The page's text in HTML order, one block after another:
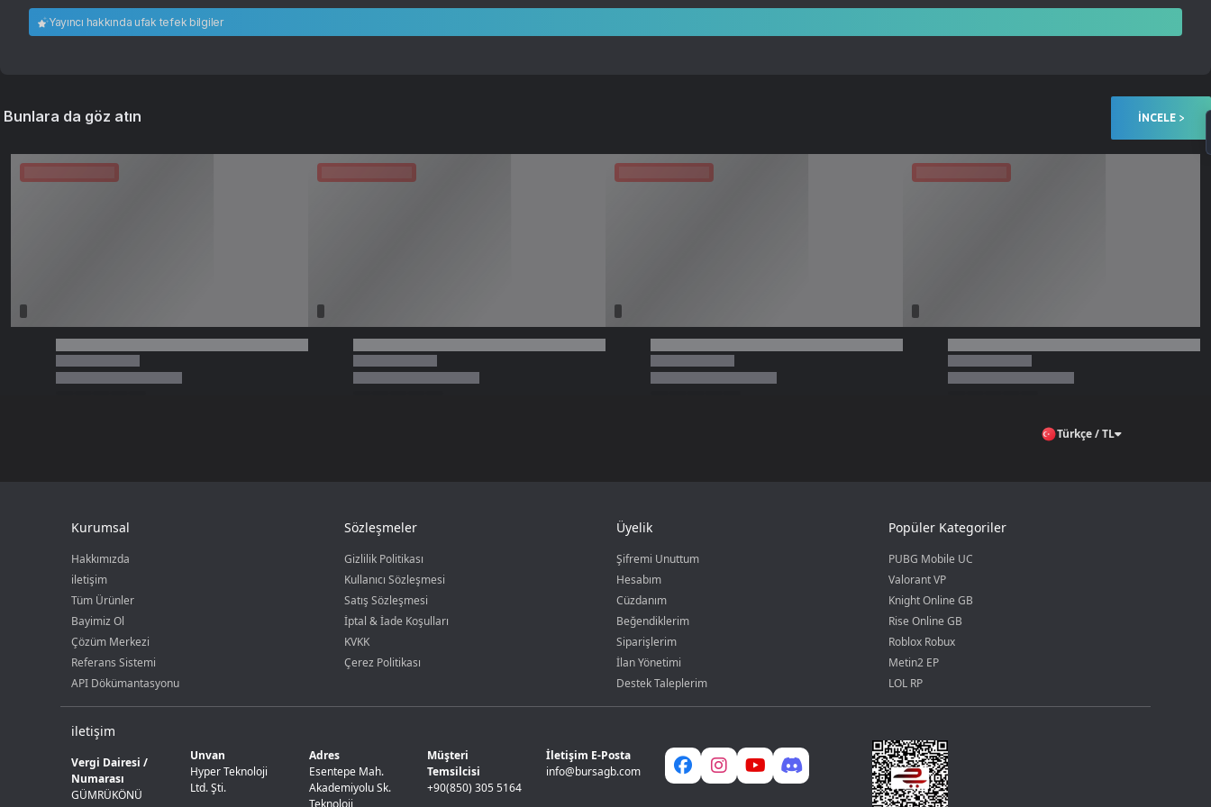
Yayıncı hakkında ufak tefek bilgiler
Bunlara da göz atın İNCELE >
Türkçe / TL
Kurumsal
Hakkımızda
iletişim
Tüm Ürünler
Bayimiz Ol
Çözüm Merkezi
Referans Sistemi
API Dökümantasyonu
Sözleşmeler
Gizlilik Politikası
Kullanıcı Sözleşmesi
Satış Sözleşmesi
İptal & İade Koşulları
KVKK
Çerez Politikası
Üyelik
Şifremi Unuttum
Hesabım
Cüzdanım
Beğendiklerim
Siparişlerim
İlan Yönetimi
Destek Taleplerim
Popüler Kategoriler
PUBG Mobile UC
Valorant VP
Knight Online GB
Rise Online GB
Roblox Robux
Metin2 EP
LOL RP
iletişim
Vergi Dairesi /
Numarası
GÜMRÜKÖNÜ
Unvan
Hyper Teknoloji
Ltd. Şti.
Adres
Esentepe Mah.
Akademiyolu Sk.
Teknoloji
Müşteri
Temsilcisi
+90(850) 305 5164
İletişim E-Posta
info@bursagb.com